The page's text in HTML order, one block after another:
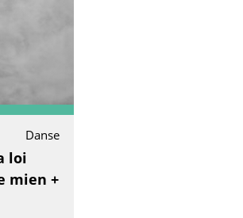
Danse
loi
mien +